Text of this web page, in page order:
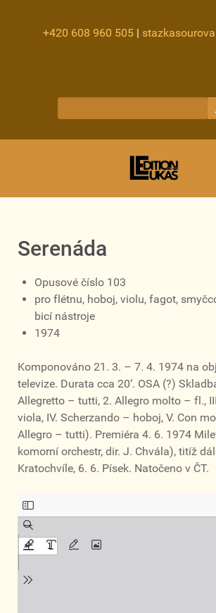
+420 608 960 505 |
Serenáda
Opusové číslo 103
pro flétnu, hoboj, violu, fagot,
bicí nástroje
1974
Komponováno 21. 3. – 7. 4. 1974 na
televize. Durata cca 20‘. OSA (?)
Allegretto – tutti, 2. Allegro molto – fl.,
viola, IV. Scherzando – hoboj, V. Con
Allegro – tutti). Premiéra 4. 6. 1974
komorní orchestr, dir. J. Chvála), titíž
Kratochvíle, 6. 6. Písek. Natočeno v ČT.